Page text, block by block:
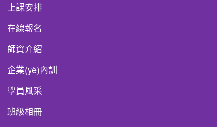
上課安排
在線報名
師資介紹
企業(yè)內訓
學員風采
班級相冊